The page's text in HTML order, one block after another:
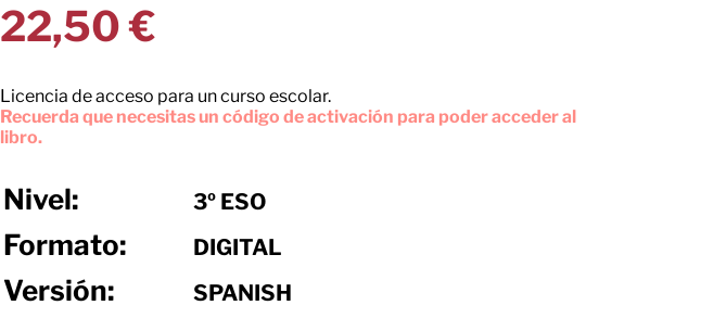
22,50€
Licencia de acceso para un curso escolar.
Recuerda que necesitas un código de activación para poder acceder al
libro.
Nivel: 3º ESO
Formato: DIGITAL
Versión: SPANISH